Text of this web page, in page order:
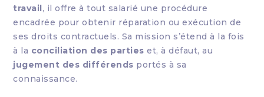
travail, il offre à tout salarié une procédure
encadrée pour obtenir réparation ou exécution de
ses droits contractuels. Sa mission s’étend à la fois
à la conciliation des parties et, à défaut, au
jugement des différends portés à sa
connaissance.